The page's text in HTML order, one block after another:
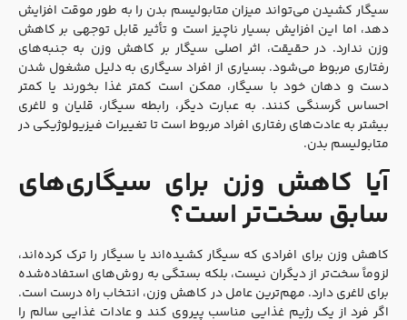
سیگار کشیدن می‌تواند میزان متابولیسم بدن را به طور موقت افزایش
دهد، اما این افزایش بسیار ناچیز است و تأثیر قابل توجهی بر کاهش
وزن ندارد. در حقیقت، اثر اصلی سیگار بر کاهش وزن به جنبه‌های
رفتاری مربوط می‌شود. بسیاری از افراد سیگاری به دلیل مشغول شدن
دست و دهان خود با سیگار، ممکن است کمتر غذا بخورند یا کمتر
احساس گرسنگی کنند. به عبارت دیگر، رابطه سیگار، قلیان و لاغری
بیشتر به عادت‌های رفتاری افراد مربوط است تا تغییرات فیزیولوژیکی در
متابولیسم بدن.
آیا کاهش وزن برای سیگاری‌های
سابق سخت‌تر است؟
کاهش وزن برای افرادی که سیگار کشیده‌اند یا سیگار را ترک کرده‌اند،
لزوماً سخت‌تر از دیگران نیست، بلکه بستگی به روش‌های استفاده‌شده
برای لاغری دارد. مهم‌ترین عامل در کاهش وزن، انتخاب راه درست است.
اگر فرد از یک رژیم غذایی مناسب پیروی کند و عادات غذایی سالم را